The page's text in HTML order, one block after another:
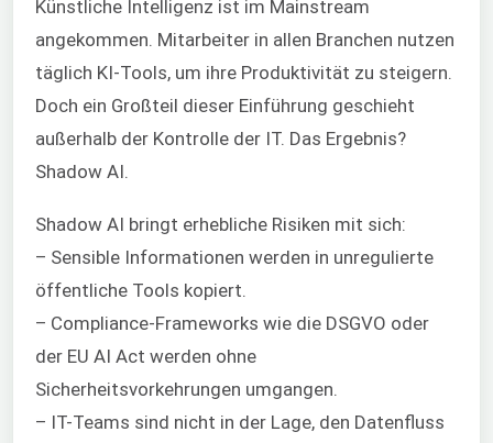
Künstliche Intelligenz ist im Mainstream
angekommen. Mitarbeiter in allen Branchen nutzen
täglich KI-Tools, um ihre Produktivität zu steigern.
Doch ein Großteil dieser Einführung geschieht
außerhalb der Kontrolle der IT. Das Ergebnis?
Shadow AI.
Shadow AI bringt erhebliche Risiken mit sich:
– Sensible Informationen werden in unregulierte
öffentliche Tools kopiert.
– Compliance-Frameworks wie die DSGVO oder
der EU AI Act werden ohne
Sicherheitsvorkehrungen umgangen.
– IT-Teams sind nicht in der Lage, den Datenfluss